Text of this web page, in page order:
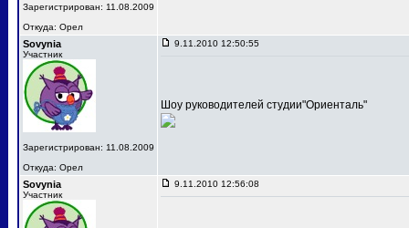
Зарегистрирован: 11.08.2009
Откуда: Орел
Sovynia
Участник
Зарегистрирован: 11.08.2009
Откуда: Орел
9.11.2010 12:50:55
Шоу руководителей студии"Ориенталь"
Sovynia
Участник
9.11.2010 12:56:08